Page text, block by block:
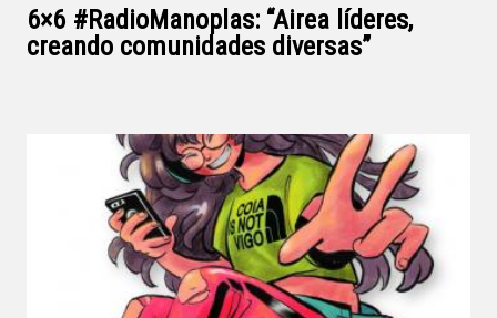
6×6 #RadioManoplas: “Airea líderes,
creando comunidades diversas”